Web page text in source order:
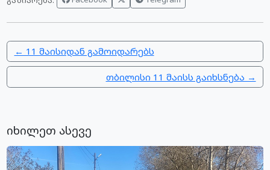
← 11 მაისიდან გამოიდარებს
თბილისი 11 მაისს გაიხსნება →
იხილეთ ასევე